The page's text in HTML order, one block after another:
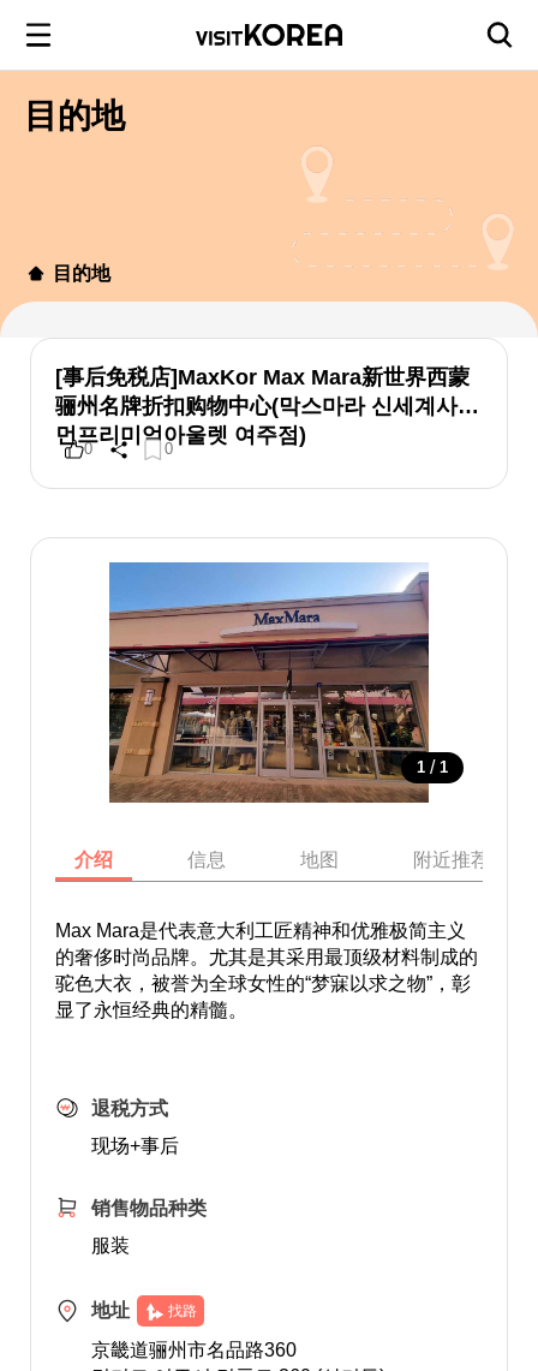
目的地
目的地
[事后免税店]MaxKor Max Mara新世界西蒙
骊州名牌折扣购物中心(막스마라 신세계사이
먼프리미엄아울렛 여주점)
0 0
1 / 1
介绍 信息 地图 附近推荐景点
Max Mara是代表意大利工匠精神和优雅极简主义
的奢侈时尚品牌。尤其是其采用最顶级材料制成的
驼色大衣，被誉为全球女性的“梦寐以求之物”，彰
显了永恒经典的精髓。
退税方式
现场+事后
销售物品种类
服装
地址 找路
京畿道骊州市名品路360